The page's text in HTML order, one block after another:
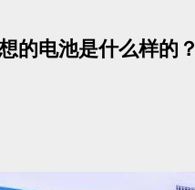
的电池是什么样的？